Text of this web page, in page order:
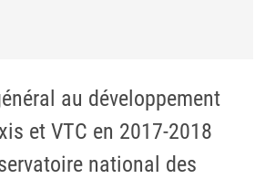
au développement
et VTC en 2017-2018
national des